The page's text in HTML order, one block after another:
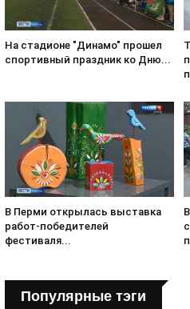
На стадионе "Динамо" прошел
спортивный праздник ко Дню...
В Перми открылась выставка
работ-победителей
фестиваля...
Популярные тэги